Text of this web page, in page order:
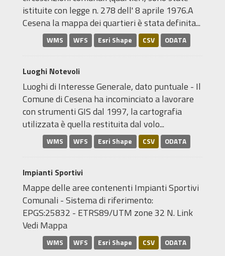
istituite con legge n. 278 dell' 8 aprile 1976.A
Cesena la mappa dei quartieri è stata definita...
WMS WFS Esri Shape CSV ODATA
Luoghi Notevoli
Luoghi di Interesse Generale, dato puntuale - Il
Comune di Cesena ha incominciato a lavorare
con strumenti GIS dal 1997, la cartografia
utilizzata è quella restituita dal volo...
WMS WFS Esri Shape CSV ODATA
Impianti Sportivi
Mappe delle aree contenenti Impianti Sportivi
Comunali - Sistema di riferimento:
EPGS:25832 - ETRS89/UTM zone 32 N. Link
Vedi Mappa
WMS WFS Esri Shape CSV ODATA